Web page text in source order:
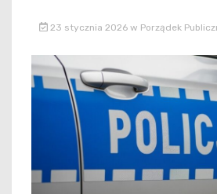
23 stycznia 2026 w Porządek